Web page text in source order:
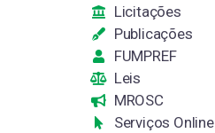
Licitações
Publicações
FUMPREF
Leis
MROSC
Serviços Online